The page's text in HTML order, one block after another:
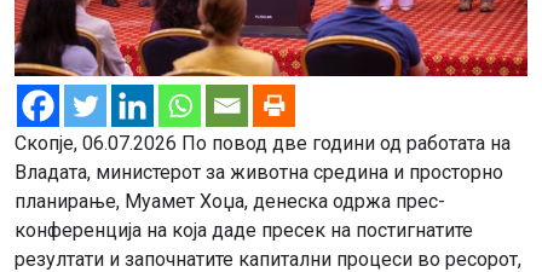
Скопје, 06.07.2026 По повод две години од работата на
Владата, министерот за животна средина и просторно
планирање, Муамет Хоџа, денеска одржа прес-
конференција на која даде пресек на постигнатите
резултати и започнатите капитални процеси во ресорот,